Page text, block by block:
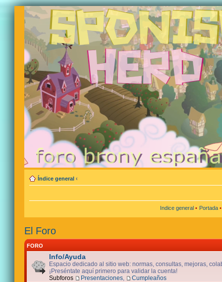
Índice general ‹
Indice general • Portada
El Foro
FORO
Info/Ayuda
Espacio dedicado al sitio web: normas, consultas, mejoras,
¡Preséntate aquí primero para validar la cuenta!
Subforos
Presentaciones, Cumpleaños